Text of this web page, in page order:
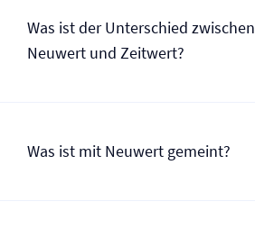
Was ist der Unterschied zwischen
Neuwert und Zeitwert?
Was ist mit Neuwert gemeint?